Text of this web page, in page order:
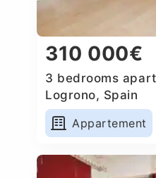
310 000€
3 bedrooms
Logrono, Spain
Appartement